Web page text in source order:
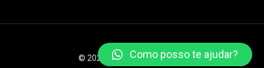
© 2026 XSTEAM Todos os direitos reservados
Como posso te ajudar?